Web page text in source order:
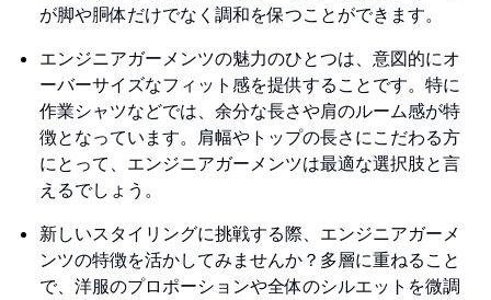
が脚や胴体だけでなく調和を保つことができます。
エンジニアガーメンツの魅力のひとつは、意図的にオ
ーバーサイズなフィット感を提供することです。特に
作業シャツなどでは、余分な長さや肩のルーム感が特
徴となっています。肩幅やトップの長さにこだわる方
にとって、エンジニアガーメンツは最適な選択肢と言
えるでしょう。
新しいスタイリングに挑戦する際、エンジニアガーメ
ンツの特徴を活かしてみませんか？多層に重ねること
で、洋服のプロポーションや全体のシルエットを微調